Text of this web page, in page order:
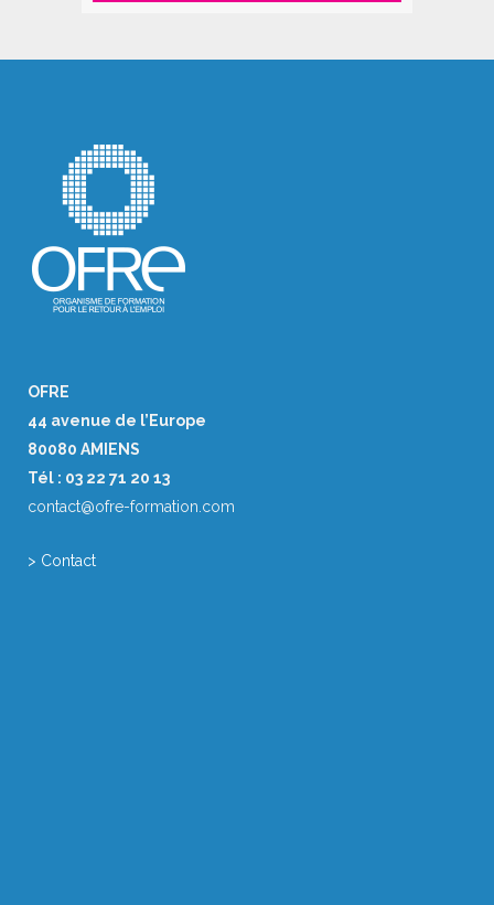
OFRE
44 avenue de l’Europe
80080 AMIENS
Tél : 03 22 71 20 13
contact@ofre-formation.com
> Contact